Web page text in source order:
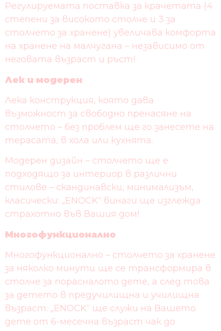
Регулируемата поставка за крачетата (4
степени за високото столче и 3 за
столчето за хранене) увеличава комфорта
на хранене на малчугана – независимо от
неговата възраст и ръст!
Лек и модерен
Лека конструкция, която дава
възможност за свободно пренасяне на
столчето – без проблем ще го занесете на
терасата, в хола или кухнята.
Модерен дизайн – столчето ще е
подходящо за интериор в различни
стилове – скандинавски, минимализъм,
класически: „ENOCK“ винаги ще изглежда
страхотно във Вашия дом!
Многофункционално
Многофункционално – столчето за хранене
за няколко минути ще се трансформира в
столче за порасналото дете, а след това
за детето в предучилищна и училищна
възраст. „ENOCK“ ще служи на Вашето
дете от 6-месечна възраст чак до